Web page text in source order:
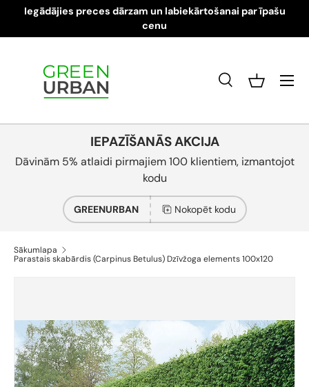
Iegādājies preces dārzam un labiekārtošanai par īpašu
cenu
Meklēt
Produkta veids
MeklētGrozs
Izvēlne
IEPAZĪŠANĀS AKCIJA
Dāvinām 5% atlaidi pirmajiem 100 klientiem, izmantojot
kodu
GREENURBAN Nokopēt kodu
Sākumlapa
Parastais skabārdis (Carpinus Betulus) Dzīvžoga elements 100x120